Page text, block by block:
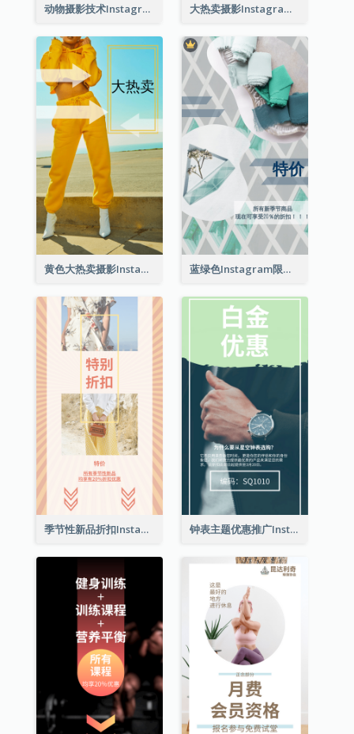
动物摄影技术Instagram限时动态 大热卖摄影Instagram限时动态
黄色大热卖摄影Instagram限时动态 蓝绿色Instagram限时动态
季节性新品折扣Instagram限时动态 钟表主题优惠推广Instagram限时动态